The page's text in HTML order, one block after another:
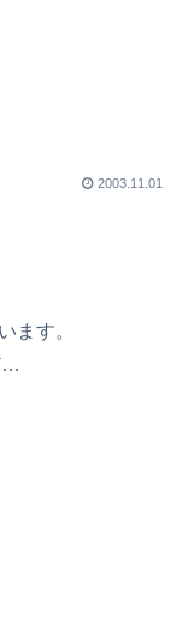
2003.11.01
ます。
…